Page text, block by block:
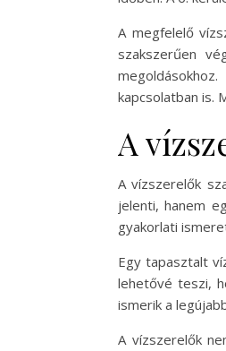
A megfelelő
szakszerűen
kapcsolatban is.
A
A vízszerelők
jelenti, hanem
gyakorlati
Egy tapasztalt
lehetővé teszi,
ismerik a
A vízszerelők